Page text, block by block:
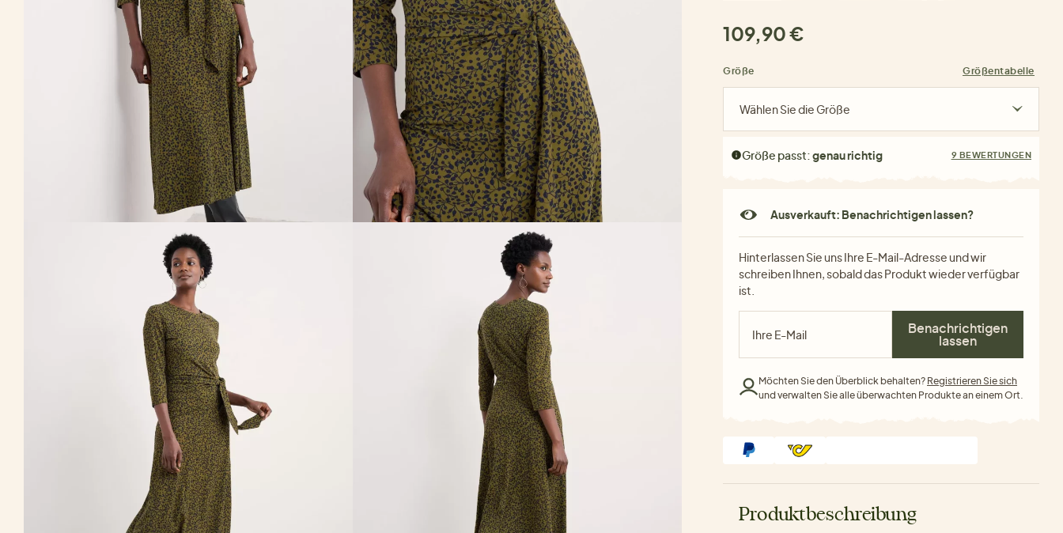
109,90 €
Größe Größentabelle
Wählen Sie die Größe
Größe passt:genau richtig 9 BEWERTUNGEN
Ausverkauft: Benachrichtigen lassen?
Hinterlassen Sie uns Ihre E-Mail-Adresse und wir
schreiben Ihnen, sobald das Produkt wieder verfügbar
ist.
Benachrichtigen
lassen
Möchten Sie den Überblick behalten? Registrieren Sie sich
und verwalten Sie alle überwachten Produkte an einem Ort.
Produktbeschreibung